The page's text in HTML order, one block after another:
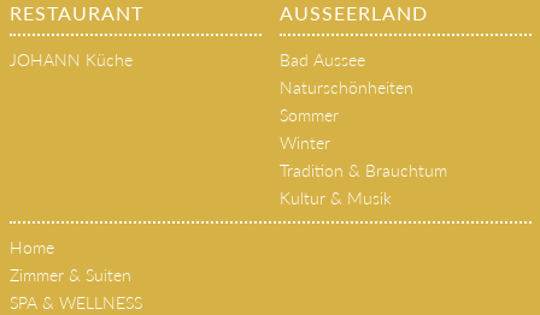
RESTAURANT
JOHANN Küche
AUSSEERLAND
Bad Aussee
Naturschönheiten
Sommer
Winter
Tradition & Brauchtum
Kultur & Musik
Home
Zimmer & Suiten
SPA & WELLNESS